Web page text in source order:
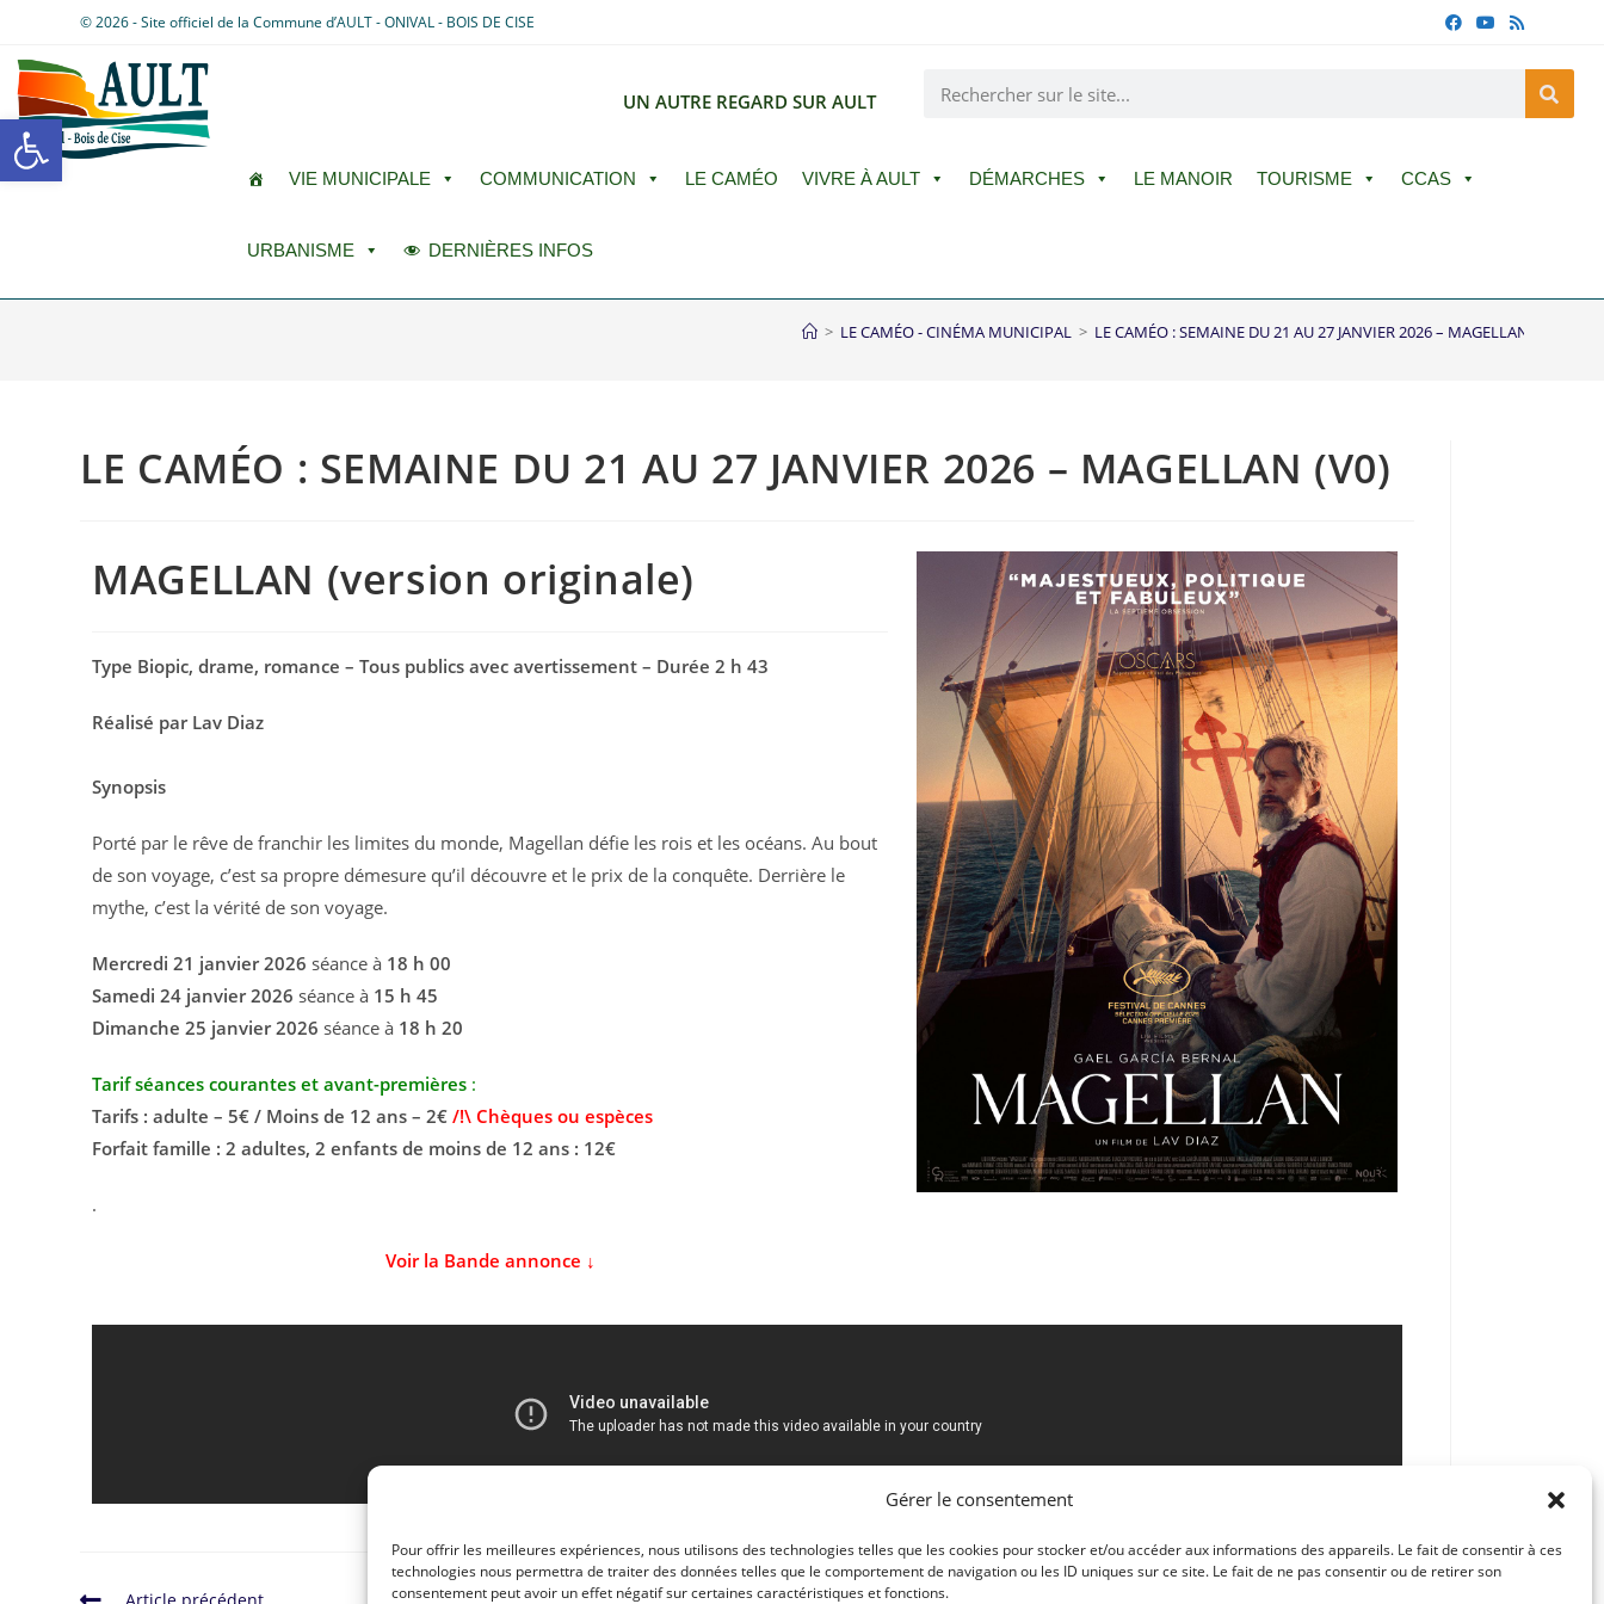
Ouvrir la barre d’outils
Gérer le consentement
Pour offrir les meilleures expériences, nous utilisons des technologies telles que les cookies pour stocker et/ou accéder aux informations des appareils. Le fait de consentir à ces
technologies nous permettra de traiter des données telles que le comportement de navigation ou les ID uniques sur ce site. Le fait de ne pas consentir ou de retirer son
consentement peut avoir un effet négatif sur certaines caractéristiques et fonctions.
© 2026 - Site officiel de la Commune d’AULT - ONIVAL - BOIS DE CISE
UN AUTRE REGARD SUR AULT
VIE MUNICIPALE COMMUNICATION LE CAMÉO VIVRE À AULT DÉMARCHES LE MANOIR TOURISME CCAS
URBANISME DERNIÈRES INFOS
> LE CAMÉO - CINÉMA MUNICIPAL > LE CAMÉO : SEMAINE DU 21 AU 27 JANVIER 2026 – MAGELLAN (V0)
LE CAMÉO : SEMAINE DU 21 AU 27 JANVIER 2026 – MAGELLAN (V0)
MAGELLAN (version originale)
Type Biopic, drame, romance – Tous publics avec avertissement – Durée 2 h 43
Réalisé par Lav Diaz
Synopsis
Porté par le rêve de franchir les limites du monde, Magellan défie les rois et les océans. Au bout
de son voyage, c’est sa propre démesure qu’il découvre et le prix de la conquête. Derrière le
mythe, c’est la vérité de son voyage.
Mercredi 21 janvier 2026séance à 18 h 00
Samedi 24 janvier 2026séance à 15 h 45
Dimanche 25 janvier 2026séance à 18 h 20
Tarif séances courantes et avant-premières :
Tarifs : adulte – 5€ / Moins de 12 ans – 2€/!\ Chèques ou espèces
Forfait famille : 2 adultes, 2 enfants de moins de 12 ans : 12€
.
Voir la Bande annonce ↓